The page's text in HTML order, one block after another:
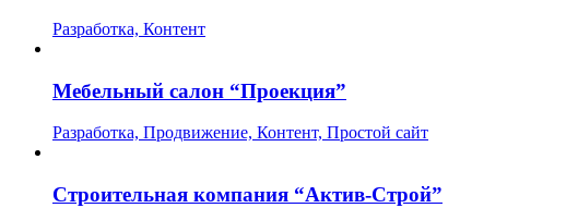
Разработка, Контент
Мебельный салон “Проекция”
Разработка, Продвижение, Контент, Простой сайт
Строительная компания “Актив-Строй”